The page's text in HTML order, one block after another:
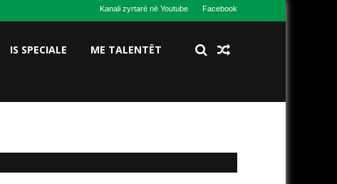
Kanali zyrtarë në Youtube Facebook
IS SPECIALE ME TALENTËT